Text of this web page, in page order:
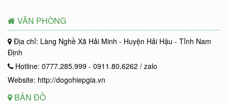
VĂN PHÒNG
Địa chỉ: Làng Nghề Xã Hải Minh - Huyện Hải Hậu - Tỉnh Nam
Định
Hotline: 0777.285.999 - 0911.80.6262 / zalo
Website: http://dogohiepgia.vn
BẢN ĐỒ